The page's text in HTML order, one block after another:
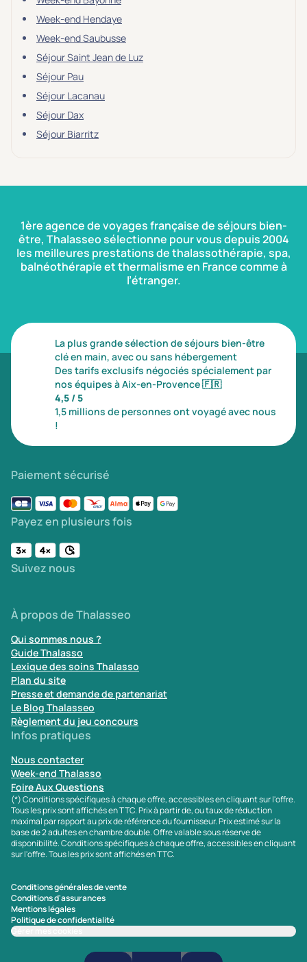
Week-end Hendaye
Week-end Saubusse
Séjour Saint Jean de Luz
Séjour Pau
Séjour Lacanau
Séjour Dax
Séjour Biarritz
1ère agence de voyages française de séjours bien-
être, Thalasseo sélectionne pour vous depuis 2004
les meilleures prestations de thalassothérapie, spa,
balnéothérapie et thermalisme en France comme à
l’étranger.
La plus grande sélection de séjours bien-être
clé en main, avec ou sans hébergement
Des tarifs exclusifs négociés spécialement par
nos équipes à Aix-en-Provence🇫🇷
4,5 / 5
1,5 millions de personnes ont voyagé avec nous
!
Paiement sécurisé
Payez en plusieurs fois
Suivez nous
À propos de Thalasseo
Qui sommes nous ?
Guide Thalasso
Lexique des soins Thalasso
Plan du site
Presse et demande de partenariat
Le Blog Thalasseo
Règlement du jeu concours
Infos pratiques
Nous contacter
Week-end Thalasso
Foire Aux Questions
(*) Conditions spécifiques à chaque offre, accessibles en cliquant sur l'offre.
Tous les prix sont affichés en TTC. Prix à partir de, ou taux de réduction
maximal par rapport au prix de référence du fournisseur. Prix estimé sur la
base de 2 adultes en chambre double. Offre valable sous réserve de
disponibilité. Conditions spécifiques à chaque offre, accessibles en cliquant
sur l'offre. Tous les prix sont affichés en TTC.
Conditions générales de vente
Conditions d'assurances
Mentions légales
Politique de confidentialité
Gérer mes cookies